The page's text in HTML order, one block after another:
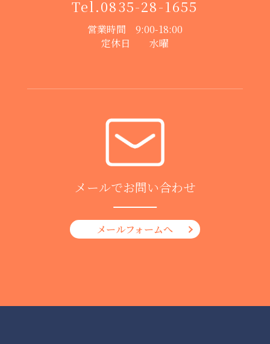
Tel.0835-28-1655
営業時間 9:00-18:00
定休日 水曜
メールでお問い合わせ
メールフォームへ